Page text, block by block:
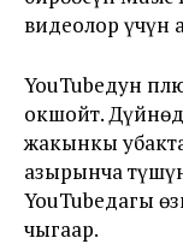
видеолор үчүн
YouTubeдун
окшойт.
жакынкы
азырынча
YouTubeдагы
чыгаар.